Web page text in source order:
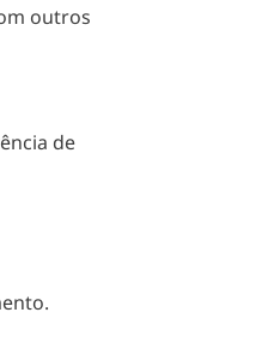
outros
de